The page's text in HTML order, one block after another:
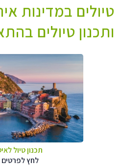
טיולים במדינות
ותכנון טיולים
תכנון טיול
לחץ לפרטים